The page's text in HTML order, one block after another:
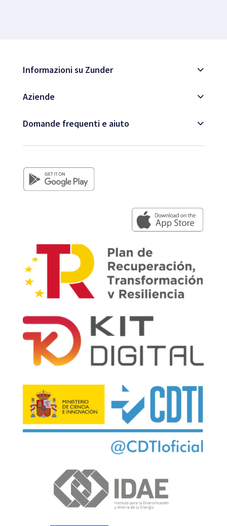
Informazioni su Zunder
Aziende
Domande frequenti e aiuto